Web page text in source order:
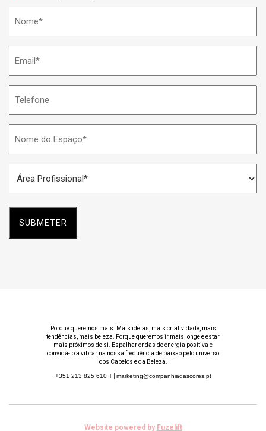
do
Espaço
Profissional
*
Porque queremos mais. Mais ideias, mais criatividade, mais
tendências, mais beleza. Porque queremos ir mais longe e estar
mais próximos de si. Espalhar ondas de energia positiva e
convidá-lo a vibrar na nossa frequência de paixão pelo universo
dos Cabelos e da Beleza.
+351 213 825 610 T| marketing@companhiadascores.pt
Website powered by Fuzelift